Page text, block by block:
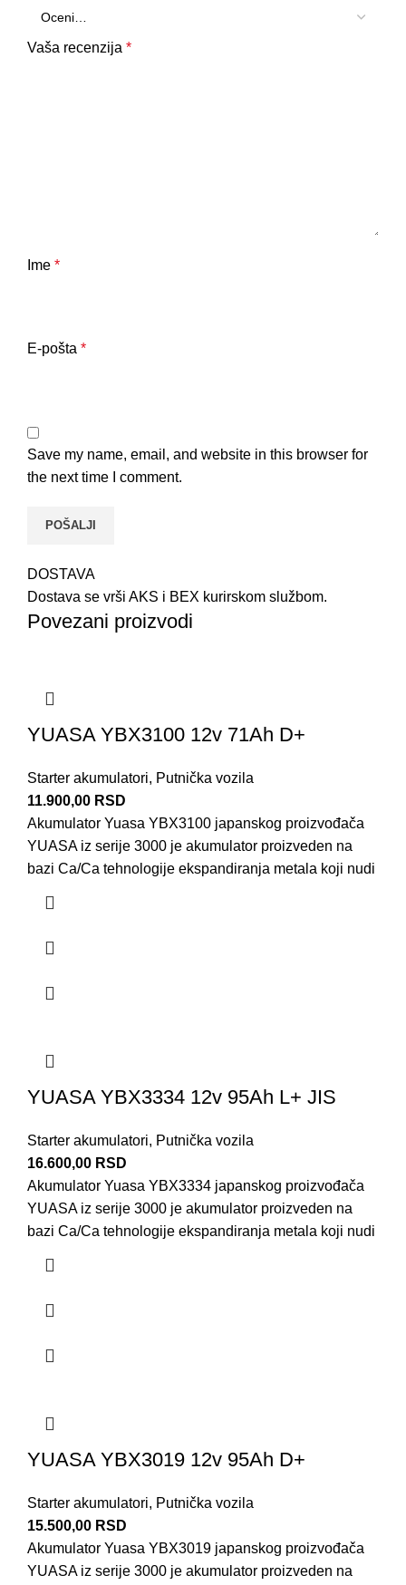
Vaša recenzija *
Ime *
E-pošta *
Save my name, email, and website in this browser for
the next time I comment.
DOSTAVA
Dostava se vrši AKS i BEX kurirskom službom.
Povezani proizvodi
YUASA YBX3100 12v 71Ah D+
Starter akumulatori, Putnička vozila
11.900,00 RSD
Akumulator Yuasa YBX3100 japanskog proizvođača
YUASA iz serije 3000 je akumulator proizveden na
bazi Ca/Ca tehnologije ekspandiranja metala koji nudi
YUASA YBX3334 12v 95Ah L+ JIS
Starter akumulatori, Putnička vozila
16.600,00 RSD
Akumulator Yuasa YBX3334 japanskog proizvođača
YUASA iz serije 3000 je akumulator proizveden na
bazi Ca/Ca tehnologije ekspandiranja metala koji nudi
YUASA YBX3019 12v 95Ah D+
Starter akumulatori, Putnička vozila
15.500,00 RSD
Akumulator Yuasa YBX3019 japanskog proizvođača
YUASA iz serije 3000 je akumulator proizveden na